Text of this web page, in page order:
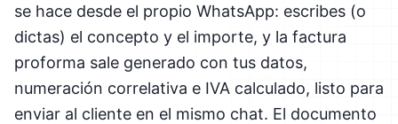
se hace desde el propio WhatsApp: escribes (o
dictas) el concepto y el importe, y la factura
proforma sale generado con tus datos,
numeración correlativa e IVA calculado, listo para
enviar al cliente en el mismo chat. El documento